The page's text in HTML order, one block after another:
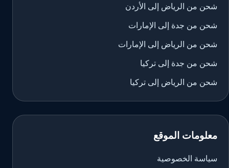
شحن من الرياض إلى الأردن
شحن من جدة إلى الإمارات
شحن من الرياض إلى الإمارات
شحن من جدة إلى تركيا
شحن من الرياض إلى تركيا
معلومات الموقع
سياسة الخصوصية